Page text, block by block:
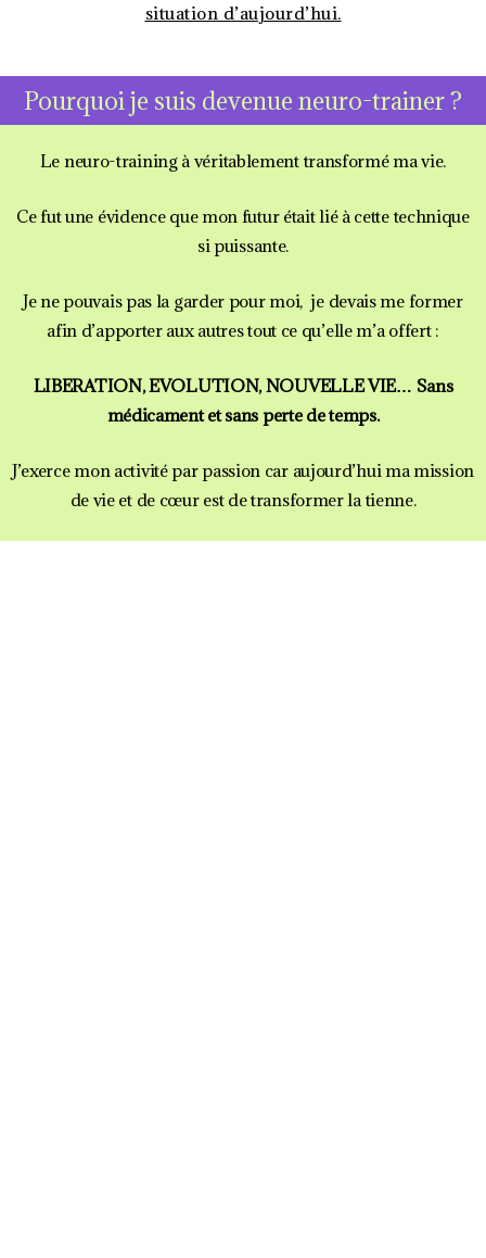
situation d’aujourd’hui.
Pourquoi je suis devenue neuro-trainer ?
Le neuro-training à véritablement transformé ma vie.
Ce fut une évidence que mon futur était lié à cette technique
si puissante.
Je ne pouvais pas la garder pour moi, je devais me former
afin d’apporter aux autres tout ce qu’elle m’a offert :
LIBERATION, EVOLUTION, NOUVELLE VIE… Sans
médicament et sans perte de temps.
J’exerce mon activité par passion car aujourd’hui ma mission
de vie et de cœur est de transformer la tienne.